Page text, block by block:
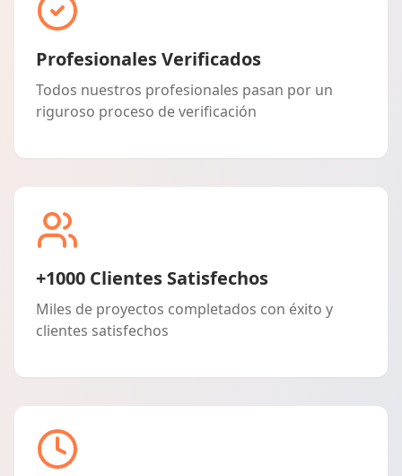
Profesionales Verificados
Todos nuestros profesionales pasan por un
riguroso proceso de verificación
+1000 Clientes Satisfechos
Miles de proyectos completados con éxito y
clientes satisfechos